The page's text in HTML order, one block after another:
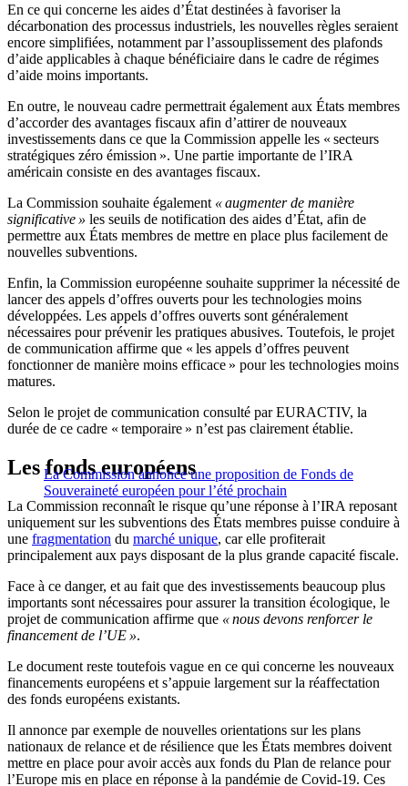
En ce qui concerne les aides d’État destinées à favoriser la
décarbonation des processus industriels, les nouvelles règles seraient
encore simplifiées, notamment par l’assouplissement des plafonds
d’aide applicables à chaque bénéficiaire dans le cadre de régimes
d’aide moins importants.
En outre, le nouveau cadre permettrait également aux États membres
d’accorder des avantages fiscaux afin d’attirer de nouveaux
investissements dans ce que la Commission appelle les « secteurs
stratégiques zéro émission ». Une partie importante de l’IRA
américain consiste en des avantages fiscaux.
La Commission souhaite également « augmenter de manière
significative » les seuils de notification des aides d’État, afin de
permettre aux États membres de mettre en place plus facilement de
nouvelles subventions.
Enfin, la Commission européenne souhaite supprimer la nécessité de
lancer des appels d’offres ouverts pour les technologies moins
développées. Les appels d’offres ouverts sont généralement
nécessaires pour prévenir les pratiques abusives. Toutefois, le projet
de communication affirme que « les appels d’offres peuvent
fonctionner de manière moins efficace » pour les technologies moins
matures.
Selon le projet de communication consulté par EURACTIV, la
durée de ce cadre « temporaire » n’est pas clairement établie.
La Commission annonce une proposition de Fonds de
Souveraineté européen pour l’été prochain
Les fonds européens
La Commission reconnaît le risque qu’une réponse à l’IRA reposant
uniquement sur les subventions des États membres puisse conduire à
une fragmentation du marché unique, car elle profiterait
principalement aux pays disposant de la plus grande capacité fiscale.
Face à ce danger, et au fait que des investissements beaucoup plus
importants sont nécessaires pour assurer la transition écologique, le
projet de communication affirme que « nous devons renforcer le
financement de l’UE ».
Le document reste toutefois vague en ce qui concerne les nouveaux
financements européens et s’appuie largement sur la réaffectation
des fonds européens existants.
Il annonce par exemple de nouvelles orientations sur les plans
nationaux de relance et de résilience que les États membres doivent
mettre en place pour avoir accès aux fonds du Plan de relance pour
l’Europe mis en place en réponse à la pandémie de Covid-19. Ces